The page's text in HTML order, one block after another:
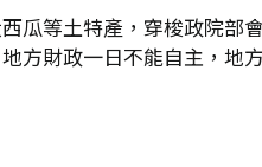
瓜等土特產，穿梭政院部
方財政一日不能自主，地